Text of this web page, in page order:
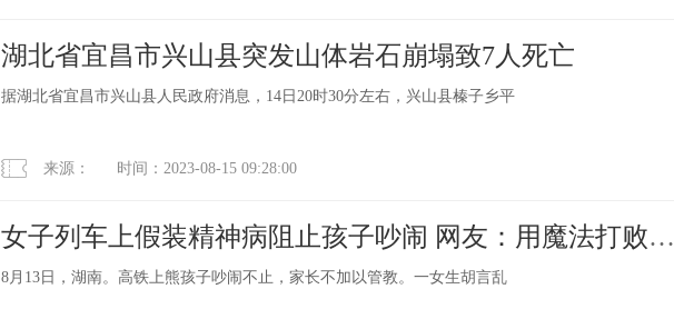
湖北省宜昌市兴山县突发山体岩石崩塌致7人死亡
据湖北省宜昌市兴山县人民政府消息，14日20时30分左右，兴山县榛子乡平
来源： 时间：2023-08-15 09:28:00
女子列车上假装精神病阻止孩子吵闹 网友：用魔法打败魔
法
8月13日，湖南。高铁上熊孩子吵闹不止，家长不加以管教。一女生胡言乱